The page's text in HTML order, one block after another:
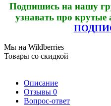
Подпишись на нашу
узнавать про
Мы на Wildberries
Товары со скидкой
Описание
Отзывы 0
Вопрос-ответ